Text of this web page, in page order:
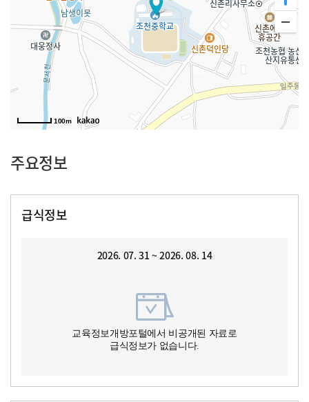
100m
주요정보
급식정보
2026. 07. 31 ~ 2026. 08. 14
교육정보개방포털에서 비공개된 자료로
급식정보가 없습니다.